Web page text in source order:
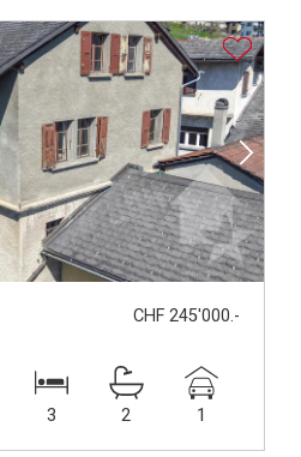
CHF 245'000.-
3 2 1